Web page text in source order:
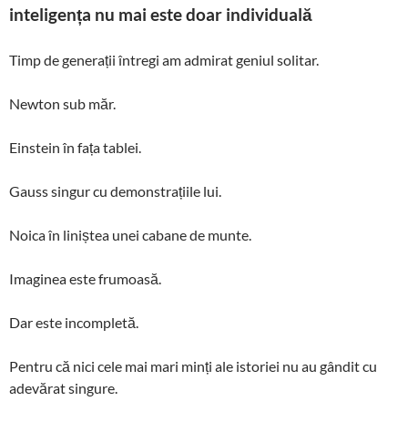
k
at
inteligența nu mai este doar individuală
Timp de generații întregi am admirat geniul solitar.
Newton sub măr.
Einstein în fața tablei.
Gauss singur cu demonstrațiile lui.
Noica în liniștea unei cabane de munte.
Imaginea este frumoasă.
Dar este incompletă.
Pentru că nici cele mai mari minți ale istoriei nu au gândit cu
adevărat singure.